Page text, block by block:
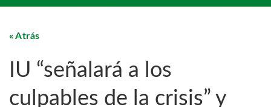
Atrás
IU “señalará a los
culpables de la crisis” y